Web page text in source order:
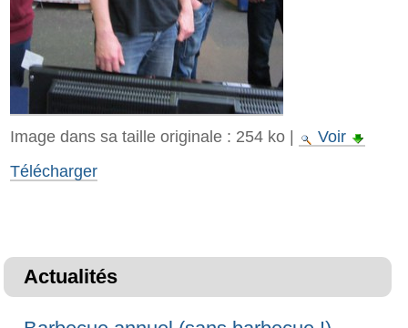
Image dans sa taille originale : 254 ko|
Voir
Télécharger
Actualités